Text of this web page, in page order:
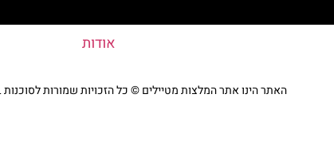
אודות
האתר הינו אתר המלצות מטיילים © כל הזכויות שמורות לסוכנות TRAVELERS.CO.IL